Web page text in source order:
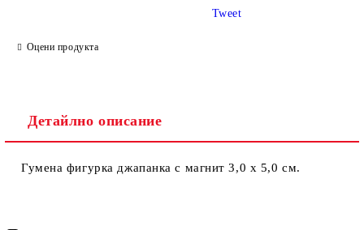
Оцени продукта
Tweet
Детайлно описание
Гумена фигурка джапанка с магнит 3,0 х 5,0 см.